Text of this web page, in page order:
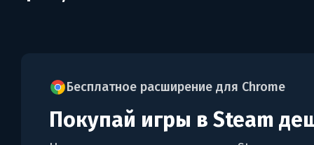
Бесплатное расширение для Chrome
Покупай игры в Steam